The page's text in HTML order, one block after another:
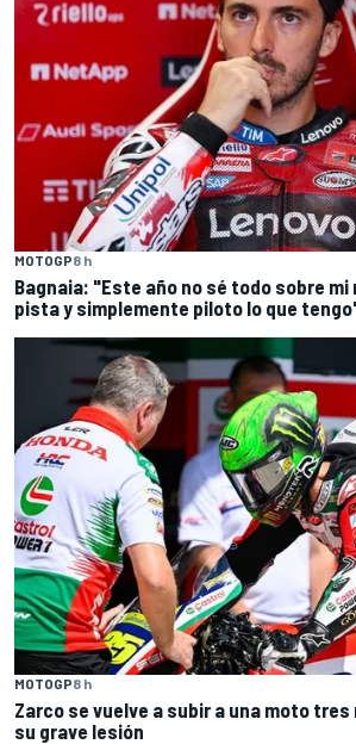
MOTOGP8 h
Bagnaia: "Este año no sé todo sobre
pista y simplemente piloto lo que
MOTOGP8 h
Zarco se vuelve a subir a una moto
su grave lesión